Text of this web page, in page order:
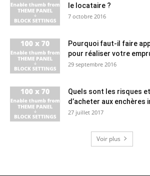
le locataire ?
7 octobre 2016
Pourquoi faut-il faire
pour réaliser votre
29 septembre 2016
Quels sont les risques
d’acheter aux enchères
27 juillet 2017
Voir plus